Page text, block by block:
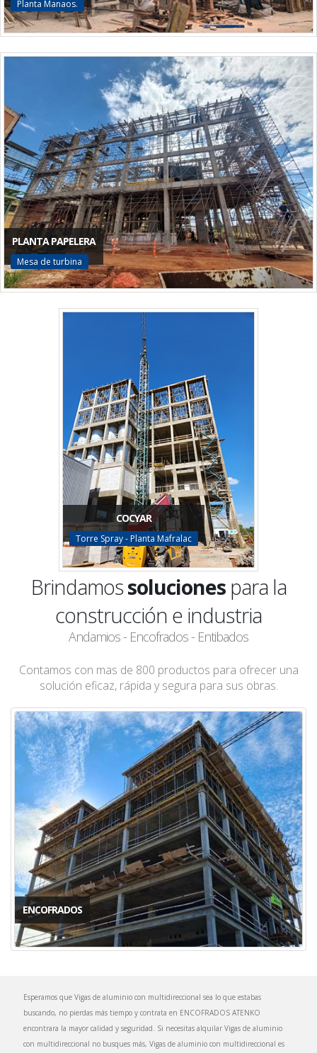
Planta Manaos.
PLANTA PAPELERA
Mesa de turbina
COCYAR
Torre Spray - Planta Mafralac
Brindamossolucionespara la
construcción e industria
Andamios - Encofrados - Entibados
Contamos con mas de 800 productos para ofrecer una
solución eficaz, rápida y segura para sus obras.
ENCOFRADOS
Esperamos que Vigas de aluminio con multidireccional sea lo que estabas
buscando, no pierdas más tiempo y contrata en ENCOFRADOS ATENKO
encontrara la mayor calidad y seguridad. Si necesitas alquilar Vigas de aluminio
con multidireccional no busques más, Vigas de aluminio con multidireccional es